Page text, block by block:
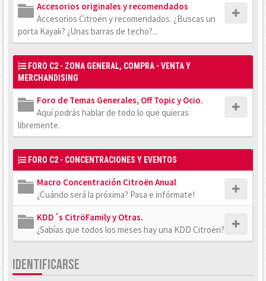
Accesorios originales y recomendados
Accesorios Citroën y recomendados. ¿Buscas un
porta Kayak? ¿Unas barras de techo?...
FORO C2 - ZONA GENERAL, COMPRA - VENTA Y
MERCHANDISING
Foro de Temas Generales, Off Topic y Ocio.
Aquí podrás hablar de todo lo que quieras
libremente.
FORO C2 - CONCENTRACIONES Y EVENTOS
Macro Concentración Citroën Anual
¿Cuándo será la próxima? Pasa e infórmate!
KDD´s CitröFamily y Otras.
¿Sabías que todos los meses hay una KDD Citroën?
IDENTIFICARSE